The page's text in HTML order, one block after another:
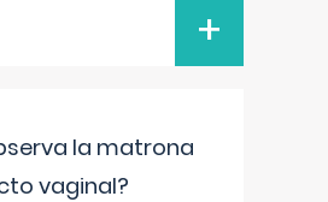
+
la matrona
vaginal?